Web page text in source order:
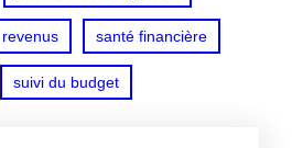
revenus santé financière
suivi du budget